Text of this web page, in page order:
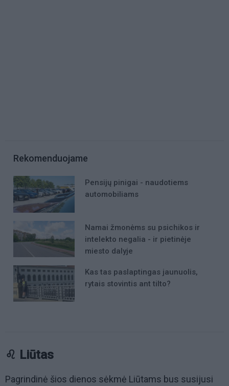
Rekomenduojame
Pensijų pinigai - naudotiems
automobiliams
Namai žmonėms su psichikos ir
intelekto negalia - ir pietinėje
miesto dalyje
Kas tas paslaptingas jaunuolis,
rytais stovintis ant tilto?
♌ Liūtas
Pagrindinė šios dienos sėkmė Liūtams bus susijusi